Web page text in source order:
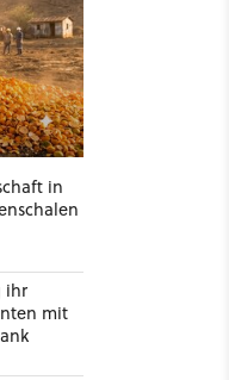
in
ihr
mit